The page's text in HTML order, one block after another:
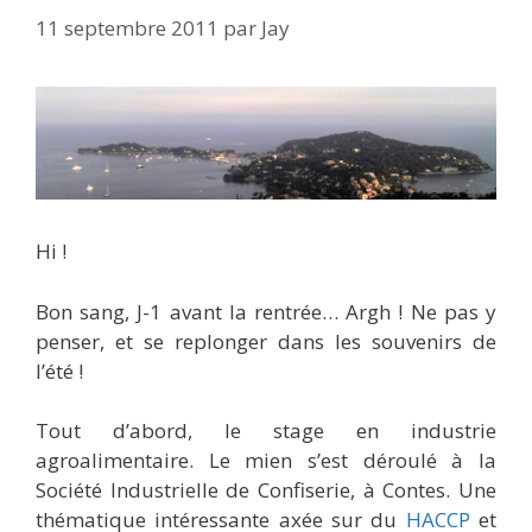
11 septembre 2011 par Jay
Hi !
Bon sang, J-1 avant la rentrée… Argh ! Ne pas y
penser, et se replonger dans les souvenirs de
l’été !
Tout d’abord, le stage en industrie
agroalimentaire. Le mien s’est déroulé à la
Société Industrielle de Confiserie, à Contes. Une
thématique intéressante axée sur du HACCP et